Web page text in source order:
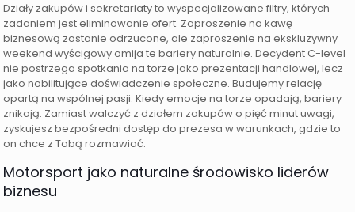
Działy zakupów i sekretariaty to wyspecjalizowane filtry, których
zadaniem jest eliminowanie ofert. Zaproszenie na kawę
biznesową zostanie odrzucone, ale zaproszenie na ekskluzywny
weekend wyścigowy omija te bariery naturalnie. Decydent C-level
nie postrzega spotkania na torze jako prezentacji handlowej, lecz
jako nobilitujące doświadczenie społeczne. Budujemy relację
opartą na wspólnej pasji. Kiedy emocje na torze opadają, bariery
znikają. Zamiast walczyć z działem zakupów o pięć minut uwagi,
zyskujesz bezpośredni dostęp do prezesa w warunkach, gdzie to
on chce z Tobą rozmawiać.
Motorsport jako naturalne środowisko liderów
biznesu